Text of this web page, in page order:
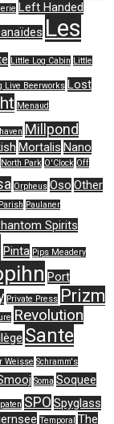
Left Handed
Les
Little Log Cabin Little
Live Beerworks Lost
Menaud
Millpond
Mortalis Nano
North Park O'Clock Off
Orpheus Oso Other
Parish Paulaner
Spirits
Pinta Pips Meadery
Port
Private Press Prizm
Revolution
Sante
Weisse Schramm's
Soma Soquee
SPO Spyglass
Temporal The